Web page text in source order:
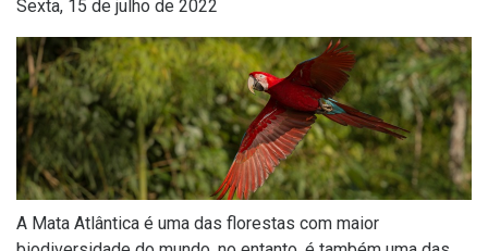
Sexta, 15 de julho de 2022
A Mata Atlântica é uma das florestas com maior